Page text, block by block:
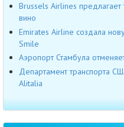
Brussels Airlines
вино
Emirates Airline создала
Smile
Аэропорт Стамбула
Департамент транспорта
Alitalia